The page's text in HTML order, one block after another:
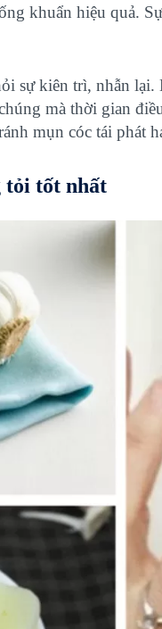
khuẩn hiệu quả.
sự kiên trì, nhẫn lại.
mà thời gian
mụn cóc tái phát
tỏi tốt nhất